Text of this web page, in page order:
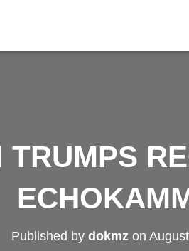
Published by dokmzon